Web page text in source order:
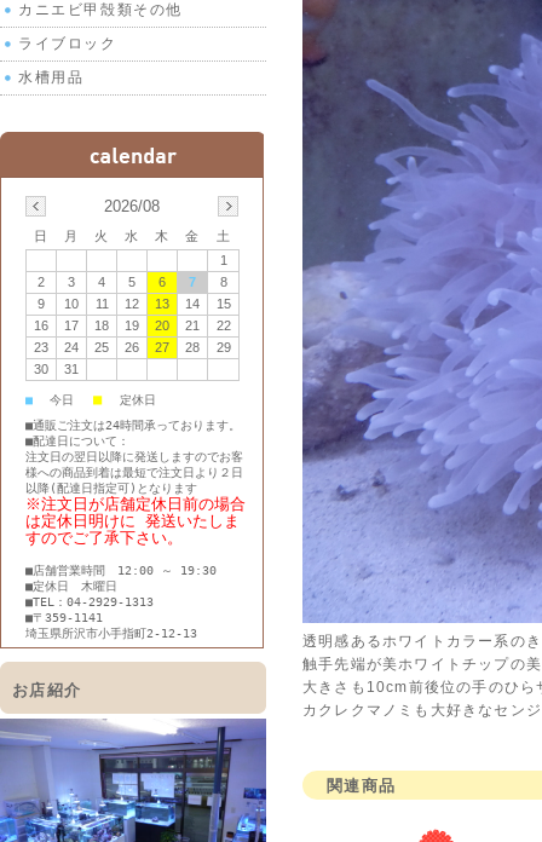
透明感あるホワイトカラー系の
触手先端が美ホワイトチップの
大きさも10cm前後位の手のひ
カクレクマノミも大好きなセン
関連商品
カニエビ甲殻類その他
ライブロック
水槽用品
2026/08
日 月 火 水 木 金
土
1
2
3 4 5 6 7
8
9
10 11 12 13 14
15
16
17 18 19 20 21
22
23
24 25 26 27 28
29
30
31
■ 今日 ■
定休日
■通販ご注文は24時間承っております。
■配達日について：
注文日の翌日以降に発送しますのでお客
様への商品到着は最短で注文日より２日
以降(配達日指定可)となります
※注文日が店舗定休日前の場合
は定休日明けに 発送いたしま
すのでご了承下さい。
■店舗営業時間 12:00 ～ 19:30
■定休日 木曜日
■TEL：04-2929-1313
■〒359-1141
埼玉県所沢市小手指町2-12-13
お店紹介